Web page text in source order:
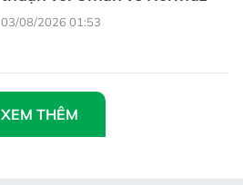
03/08/2026 01:53
XEM THÊM